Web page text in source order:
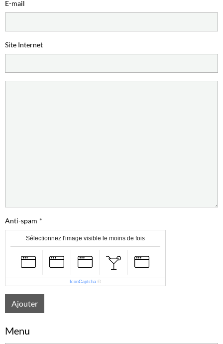
E-mail
Site Internet
Anti-spam
Sélectionnez l'image visible le moins de fois
IconCaptcha ©
Ajouter
Menu